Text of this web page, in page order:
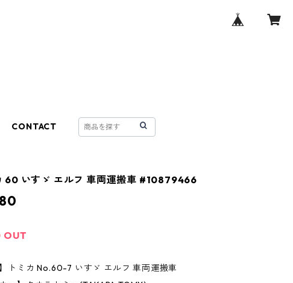
CONTACT
60 いすゞ エルフ 車両運搬車 #10879466
OUT
】トミカ No.60-7 いすゞ エルフ 車両運搬車